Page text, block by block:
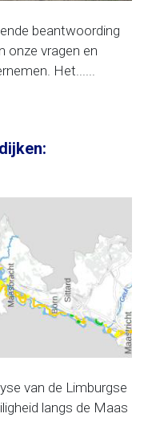
beantwoording
onze vragen en
Het......
van de Limburgse
langs de Maas